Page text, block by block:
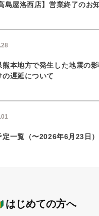
島屋洛西店】営業終了のお
熊本地方で発生した地震の
遅延について
一覧（〜2026年6月23日）
はじめての方へ